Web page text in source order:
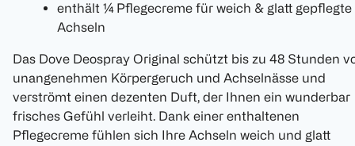
enthält ¼ Pflegecreme für weich & glatt gepflegte
Achseln
Das Dove Deospray Original schützt bis zu 48 Stunden
unangenehmen Körpergeruch und Achselnässe und
verströmt einen dezenten Duft, der Ihnen ein wunderbar
frisches Gefühl verleiht. Dank einer enthaltenen
Pflegecreme fühlen sich Ihre Achseln weich und glatt